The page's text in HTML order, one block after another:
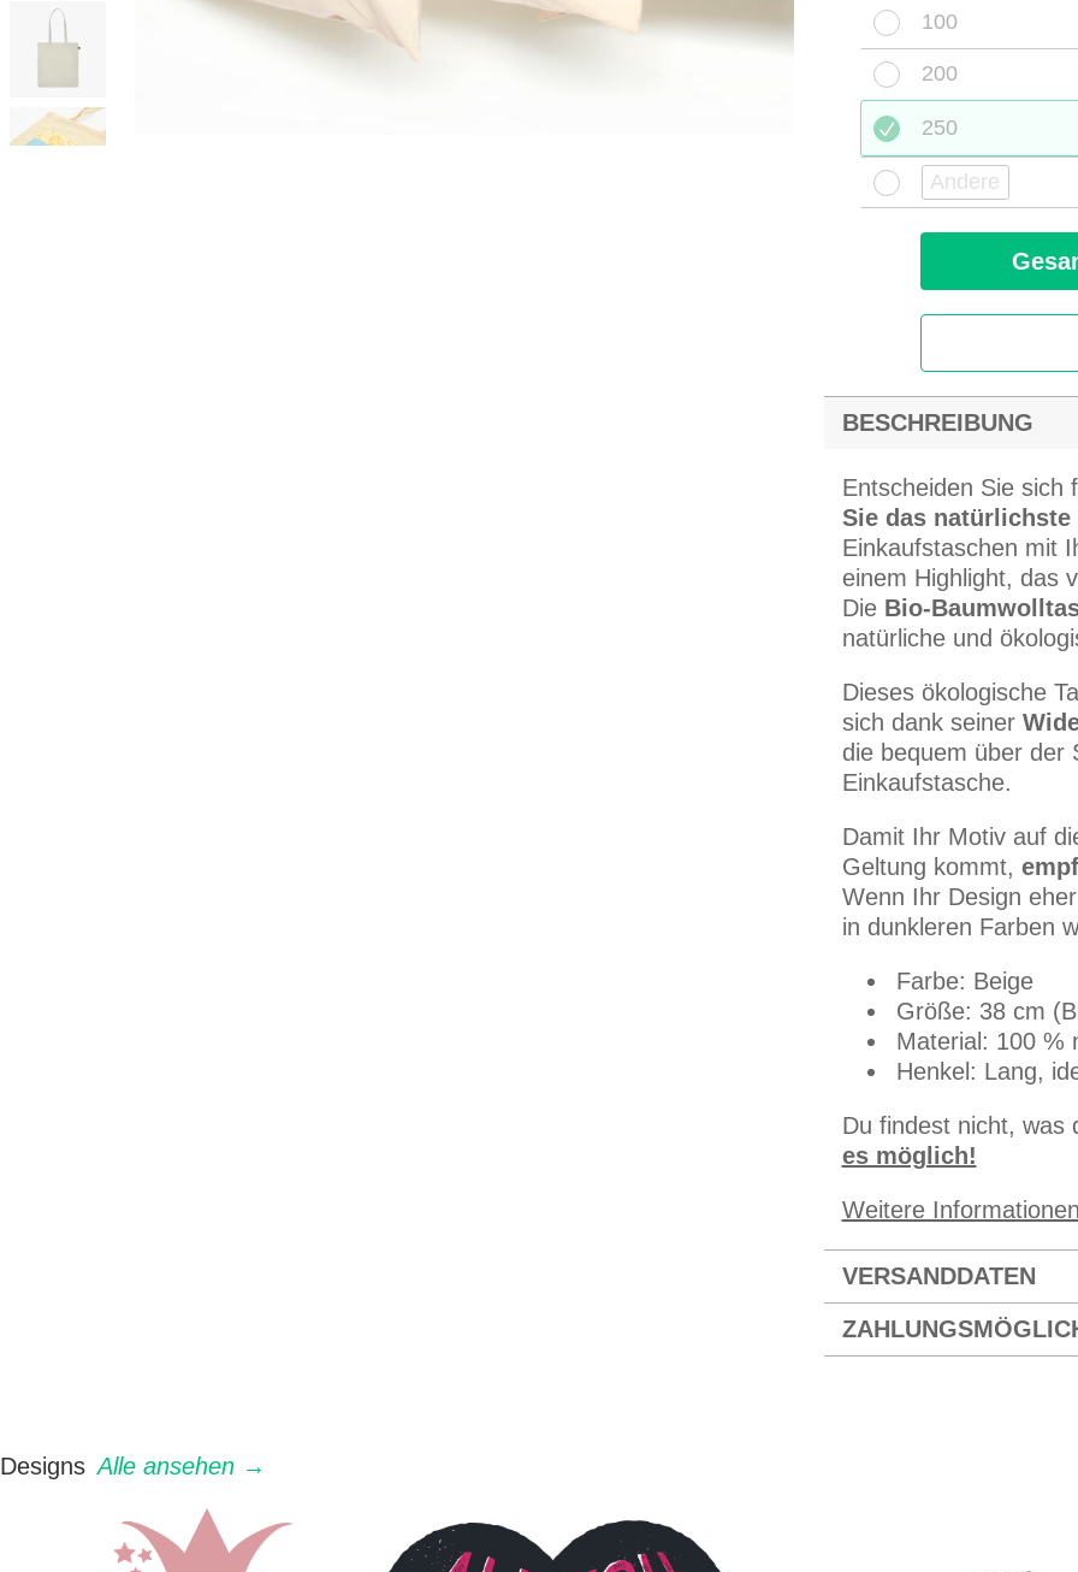
100
200
250
BESCHREIBUNG
Entscheiden Sie sich
Sie das natürlichste
Einkaufstaschen mit
einem Highlight, das
Die Bio-
natürliche und
Dieses ökologische
sich dank seiner
die bequem über der
Einkaufstasche.
Damit Ihr Motiv auf
Geltung kommt,
Wenn Ihr Design
in dunkleren Farben
Farbe: Beige
Größe: 38 cm
Material: 100 %
Henkel: Lang,
Du findest nicht, was
es möglich!
Weitere Informationen
VERSANDDATEN
Designs Alle ansehen →